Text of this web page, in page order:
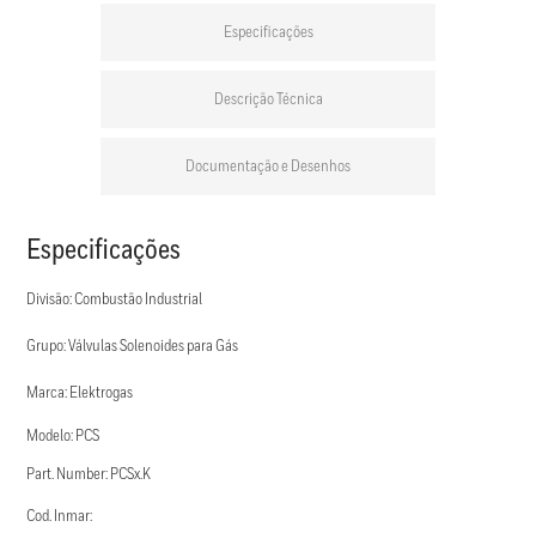
Especificações
Descrição Técnica
Documentação e Desenhos
Especificações
Divisão: Combustão Industrial
Grupo: Válvulas Solenoides para Gás
Marca: Elektrogas
Modelo: PCS
Part. Number: PCSx.K
Cod. Inmar: